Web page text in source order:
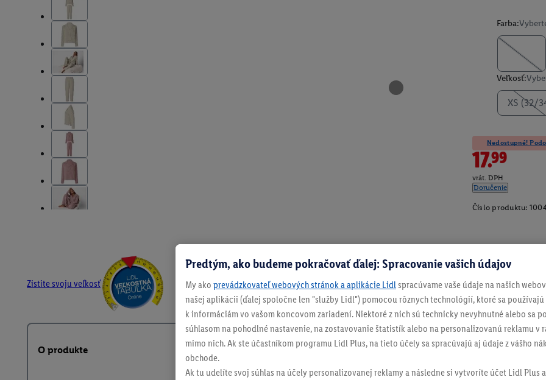
Farba:
Veľkosť:
XS (32/
Nedostupné!
17.99
vrát. DPH
Doručenie
Číslo produktu:
Zistite svoju veľkosť
O produkte
Predtým, ako budeme pokračovať ďalej: Spracovanie vašich údajov
My ako prevádzkovateľ webových stránok a aplikácie Lidl spracúvame vaše údaje na našich
našej aplikácii (ďalej spoločne len "služby Lidl") pomocou rôznych technológií, ktoré sa
k informáciám vo vašom koncovom zariadení. Niektoré z nich sú technicky nevyhnutné alebo sa
súhlasom na pohodlné nastavenie, na zostavovanie štatistík alebo na personalizovanú reklamu v
mimo nich. Ak ste účastníkom programu Lidl Plus, na tieto účely sa spracúvajú aj údaje z vášho
obchode.
Ak tu udelíte svoj súhlas na účely personalizovanej reklamy a následne si vytvoríte účet Lidl Plus